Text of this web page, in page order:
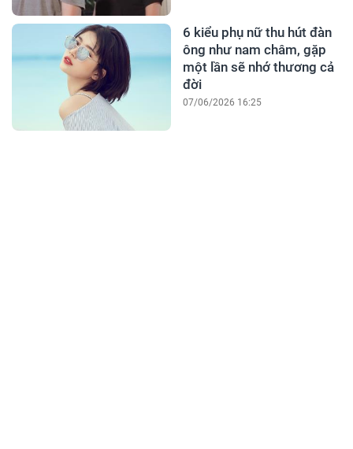
6 kiểu phụ nữ thu hút đàn
ông như nam châm, gặp
một lần sẽ nhớ thương cả
đời
07/06/2026 16:25